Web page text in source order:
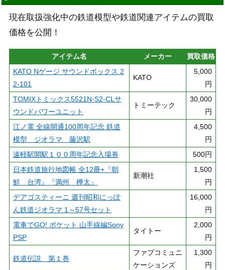
現在取扱強化中の鉄道模型や鉄道関連アイテムの買取
価格を公開！
アイテム名 メーカー
買取価格
KATO Nゲージ サウンドボックス 2
2-101
KATO
5,000
円
TOMIXトミックス5521N-S2-CLサ
ウンドパワーユニット
トミーテック
30,000
円
江ノ電 全線開通100周年記念 鉄道
模型 ジオラマ 藤沢駅
4,500
円
遠軽駅開駅１００周年記念入場券
500円
日本鉄道旅行地図帳 全12冊+『朝
鮮 台湾』『満州 樺太』
新潮社
1,500
円
デアゴスティーニ 週刊昭和にっぽ
ん鉄道ジオラマ 1～57号セット
16,000
円
電車でGO! ポケット 山手線編Sony
PSP
タイトー
2,000
円
鉄道伝説 第１巻
ファブコミュニ
ケーションズ
1,300
円